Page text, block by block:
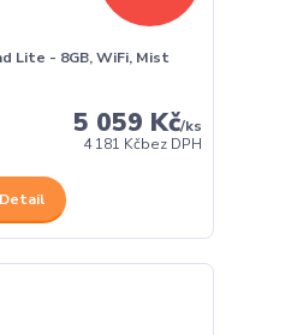
Lite - 8GB, WiFi, Mist
5 059 Kč/ks
4 181 Kčbez DPH
Detail